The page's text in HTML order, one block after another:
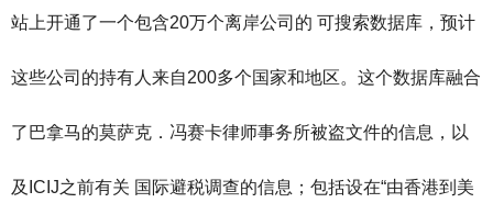
站上开通了一个包含20万个离岸公司的 可搜索数据库，预计
这些公司的持有人来自200多个国家和地区。这个数据库融合
了巴拿马的莫萨克．冯赛卡律师事务所被盗文件的信息，以
及ICIJ之前有关 国际避税调查的信息；包括设在“由香港到美